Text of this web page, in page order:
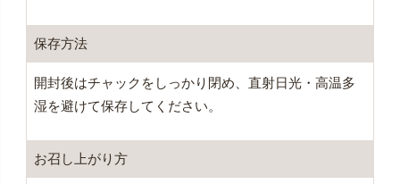
保存方法
開封後はチャックをしっかり閉め、直射日光・高温多
湿を避けて保存してください。
お召し上がり方